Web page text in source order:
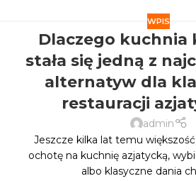
WPIS
Dlaczego kuchnia
stała się jedną z
alternatyw dla
restauracji
admin
Jeszcze kilka lat temu
ochotę na kuchnię azjatycką,
albo klasyczne dania